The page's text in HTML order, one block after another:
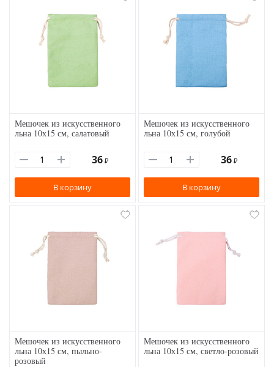
Мешочек из искусственного
льна 10х15 см, салатовый
36 ₽
В корзину
Мешочек из искусственного
льна 10х15 см, голубой
36 ₽
В корзину
Мешочек из искусственного
льна 10х15 см, пыльно-
розовый
Мешочек из искусственного
льна 10х15 см, светло-розовый